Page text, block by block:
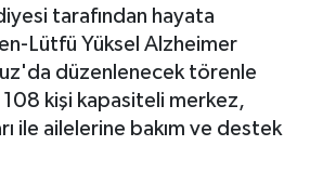
tarafından hayata
Lütfü Yüksel Alzheimer
düzenlenecek törenle
108 kişi kapasiteli merkez,
ile ailelerine bakım ve destek